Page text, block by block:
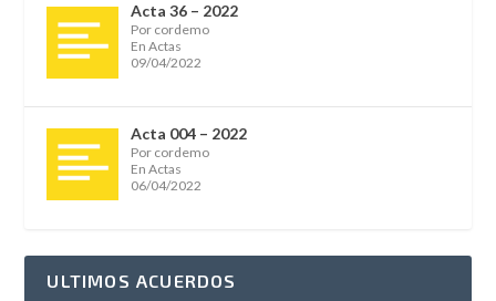
Acta 36 – 2022
Por cordemo
En Actas
09/04/2022
Acta 004 – 2022
Por cordemo
En Actas
06/04/2022
ULTIMOS ACUERDOS